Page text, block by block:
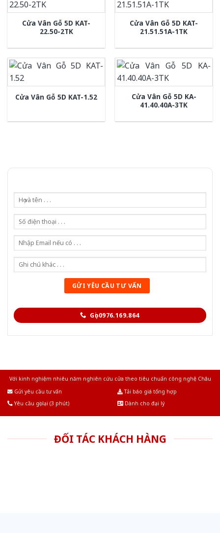
Cửa Vân Gỗ 5D KAT-
22.50-2TK
Cửa Vân Gỗ 5D KAT-
21.51.51A-1TK
Cửa Vân Gỗ 5D KAT-1.52
Cửa Vân Gỗ 5D KA-
41.40.40A-3TK
Gọi 0976.169.864
Với kinh nghiệm nhiêu năm nghiên cứu cửa theo tiêu chuẩn công nghệ Châu
Gửi yêu cầu tư vấn
Tải báo giá tổng hợp
Yêu cầu gọi lại (3 phút)
Dành cho đại lý
ĐỐI TÁC KHÁCH HÀNG